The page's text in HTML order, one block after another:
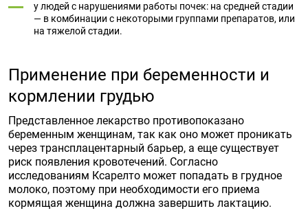
у людей с нарушениями работы почек: на средней стадии
— в комбинации с некоторыми группами препаратов, или
на тяжелой стадии.
Применение при беременности и
кормлении грудью
Представленное лекарство противопоказано
беременным женщинам, так как оно может проникать
через трансплацентарный барьер, а еще существует
риск появления кровотечений. Согласно
исследованиям Ксарелто может попадать в грудное
молоко, поэтому при необходимости его приема
кормящая женщина должна завершить лактацию.